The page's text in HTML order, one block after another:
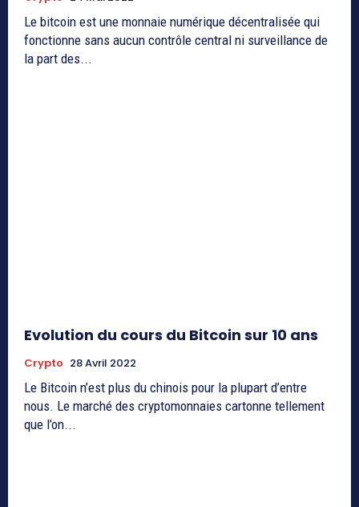
Le bitcoin est une monnaie numérique décentralisée qui
fonctionne sans aucun contrôle central ni surveillance de
la part des...
Evolution du cours du Bitcoin sur 10 ans
Crypto 28 Avril 2022
Le Bitcoin n’est plus du chinois pour la plupart d’entre
nous. Le marché des cryptomonnaies cartonne tellement
que l’on...